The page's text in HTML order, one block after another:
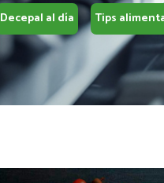
Decepal al día Tips